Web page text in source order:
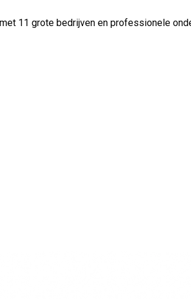
11 grote bedrijven en professionele